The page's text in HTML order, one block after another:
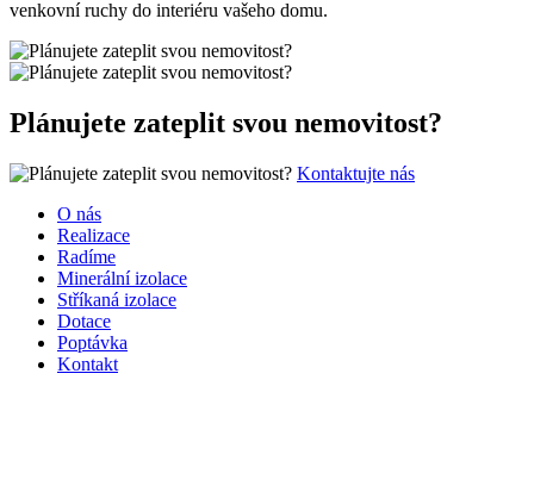
venkovní ruchy do interiéru vašeho domu.
Plánujete zateplit svou nemovitost?
Kontaktujte nás
O nás
Realizace
Radíme
Minerální izolace
Stříkaná izolace
Dotace
Poptávka
Kontakt